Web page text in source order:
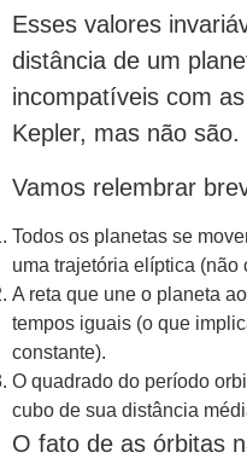
Esses valores
distância de um
incompatíveis com
Kepler, mas não são.
Vamos relembrar
Todos os planetas se
uma trajetória elíptica (não
A reta que une o planeta
tempos iguais (o que
constante).
O quadrado do período
cubo de sua distância
O fato de as órbitas